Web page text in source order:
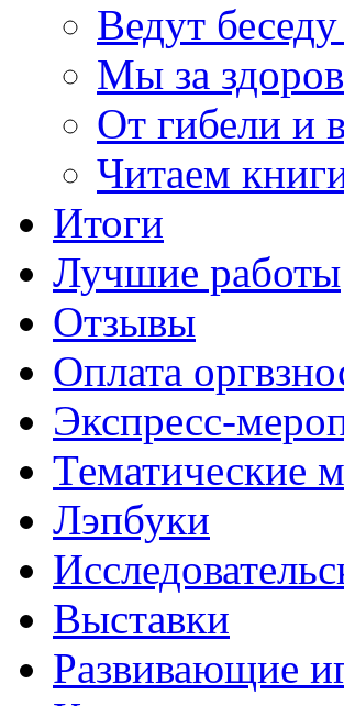
Ведут
Мы за
От гибели и
Читаем
Итоги
Лучшие работы
Отзывы
Оплата
Экспресс-
Тематические
Лэпбуки
Выставки
Развивающие